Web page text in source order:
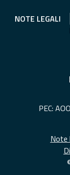
NOTE LEGALI
PEC:
Note